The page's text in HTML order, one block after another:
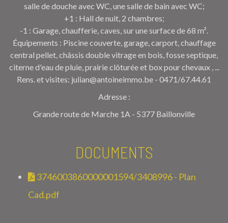
salle de douche avec WC, une salle de bain avec WC;
+1 : Hall de nuit, 2 chambres;
-1 : Garage, chaufferie, caves, sur une surface de 68 m².
Équipements : Piscine couverte, garage, carport, chauffage
central pellet, châssis double vitrage en bois, fosse septique,
citerne d'eau de pluie, prairie clôturée et box pour chevaux , ...
Rens. et visites: julian@antoineimmo.be - 0471/67.44.61
Adresse :
Grande route de Marche 1A - 5377 Baillonville
DOCUMENTS
3746003860000001594/3408996 - Plan
Cad.pdf